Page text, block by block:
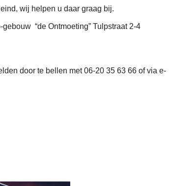
wij helpen u daar graag bij.
“de Ontmoeting” Tulpstraat 2-4
door te bellen met 06-20 35 63 66 of via e-